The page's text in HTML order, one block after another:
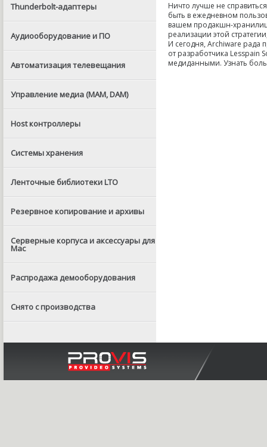
Thunderbolt-адаптеры
Аудиооборудование и ПО
Автоматизация телевещания
Управление медиа (MAM, DAM)
Host контроллеры
Системы хранения
Ленточные библиотеки LTO
Резервное копирование и архивы
Серверные корпуса и аксессуары для
Mac
Распродажа демооборудования
Снято с производства
Ничто лучше не
быть в ежедневном
вашем продакшн-
реализации этой
И сегодня, Archiware рада
от разработчика Lesspain
медиданными. Узнать